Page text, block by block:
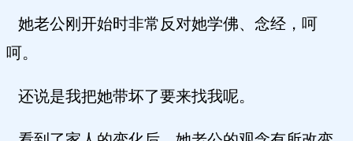
她老公刚开始时非常反对她学佛、念经，呵
呵。
还说是我把她带坏了要来找我呢。